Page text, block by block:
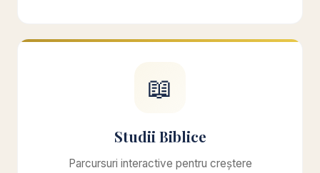
📖
Studii Biblice
Parcursuri interactive pentru creștere